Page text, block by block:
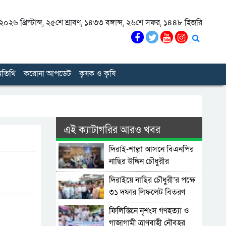
খ্রিস্টাব্দ, ২৫শে শ্রাবণ, ১৪৩৩ বঙ্গাব্দ, ২৬শে সফর, ১৪৪৮ হিজরি
করোনা আপডেট কৃষক ও কৃষি
এই ক্যাটাগরির আরও খবর
দিরাই-শাল্লা আসনে বিএনপির
নাছির উদ্দিন চৌধুরীর
মনোনয়নপত্র সংগ্রহ
দিরাইয়ে নাছির চৌধুরী’র পক্ষে
৩১ দফার লিফলেট বিতরণ
ফিলিস্তিনে নৃশংস গণহত্যা ও
গাজাগামী ত্রাণবাহী নৌবহর